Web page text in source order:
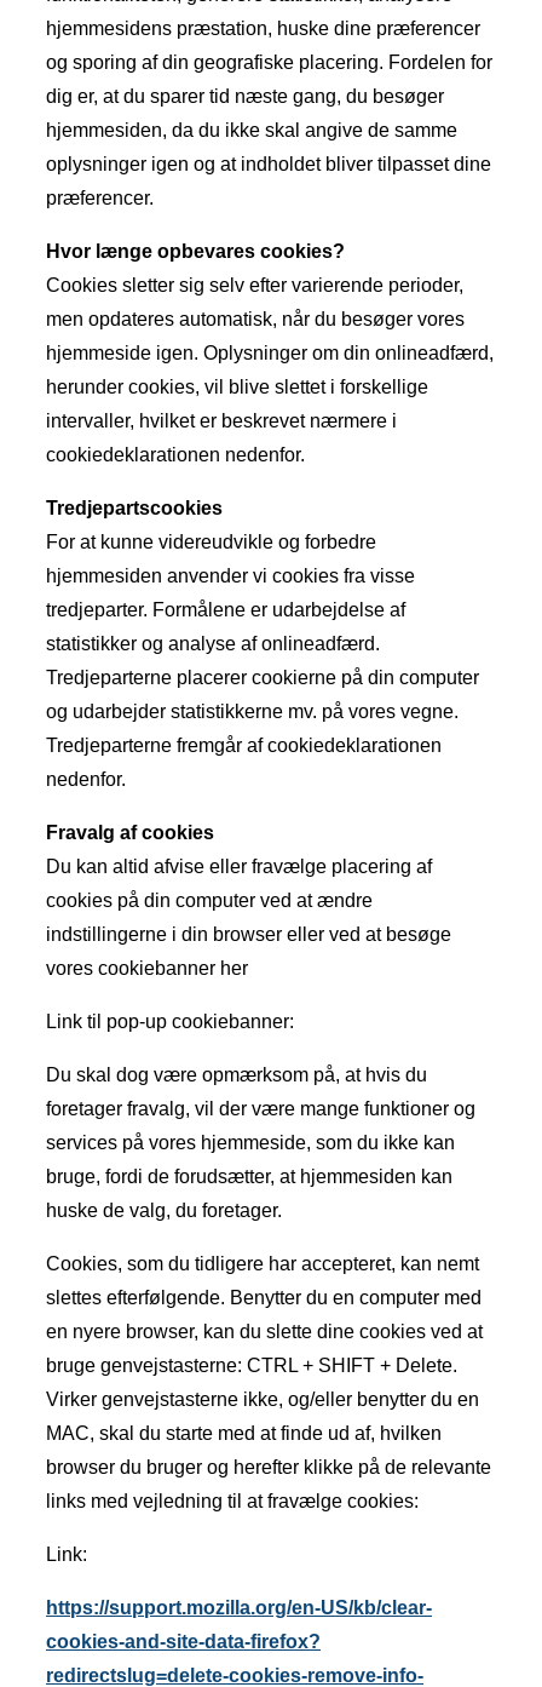
hjemmesidens præstation, huske dine præferencer
og sporing af din geografiske placering. Fordelen for
dig er, at du sparer tid næste gang, du besøger
hjemmesiden, da du ikke skal angive de samme
oplysninger igen og at indholdet bliver tilpasset dine
præferencer.
Hvor længe opbevares cookies?
Cookies sletter sig selv efter varierende perioder,
men opdateres automatisk, når du besøger vores
hjemmeside igen. Oplysninger om din onlineadfærd,
herunder cookies, vil blive slettet i forskellige
intervaller, hvilket er beskrevet nærmere i
cookiedeklarationen nedenfor.
Tredjepartscookies
For at kunne videreudvikle og forbedre
hjemmesiden anvender vi cookies fra visse
tredjeparter. Formålene er udarbejdelse af
statistikker og analyse af onlineadfærd.
Tredjeparterne placerer cookierne på din computer
og udarbejder statistikkerne mv. på vores vegne.
Tredjeparterne fremgår af cookiedeklarationen
nedenfor.
Fravalg af cookies
Du kan altid afvise eller fravælge placering af
cookies på din computer ved at ændre
indstillingerne i din browser eller ved at besøge
vores cookiebanner her
Link til pop-up cookiebanner:
Du skal dog være opmærksom på, at hvis du
foretager fravalg, vil der være mange funktioner og
services på vores hjemmeside, som du ikke kan
bruge, fordi de forudsætter, at hjemmesiden kan
huske de valg, du foretager.
Cookies, som du tidligere har accepteret, kan nemt
slettes efterfølgende. Benytter du en computer med
en nyere browser, kan du slette dine cookies ved at
bruge genvejstasterne: CTRL + SHIFT + Delete.
Virker genvejstasterne ikke, og/eller benytter du en
MAC, skal du starte med at finde ud af, hvilken
browser du bruger og herefter klikke på de relevante
links med vejledning til at fravælge cookies:
Link:
https://support.mozilla.org/en-US/kb/clear-
cookies-and-site-data-firefox?
redirectslug=delete-cookies-remove-info-